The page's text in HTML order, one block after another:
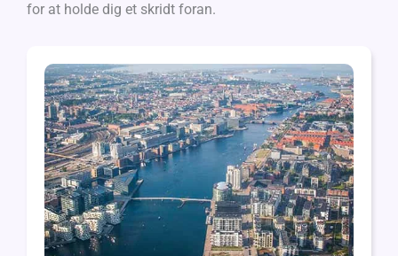
for at holde dig et skridt foran.